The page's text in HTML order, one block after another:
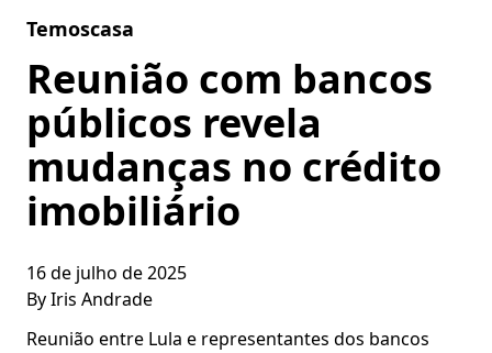
Temoscasa
Reunião com bancos
públicos revela
mudanças no crédito
imobiliário
16 de julho de 2025
ByIris Andrade
Reunião entre Lula e representantes dos bancos